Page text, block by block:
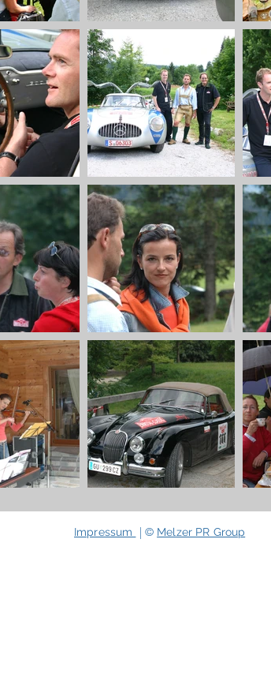
Impressum | © Melzer PR Group